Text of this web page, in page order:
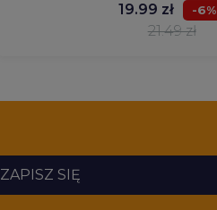
19.99 zł
-6%
21.49 zł
ZAPISZ SIĘ